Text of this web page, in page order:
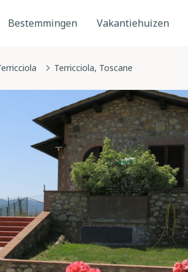
Bestemmingen Vakantiehuizen
Terricciola, Toscane